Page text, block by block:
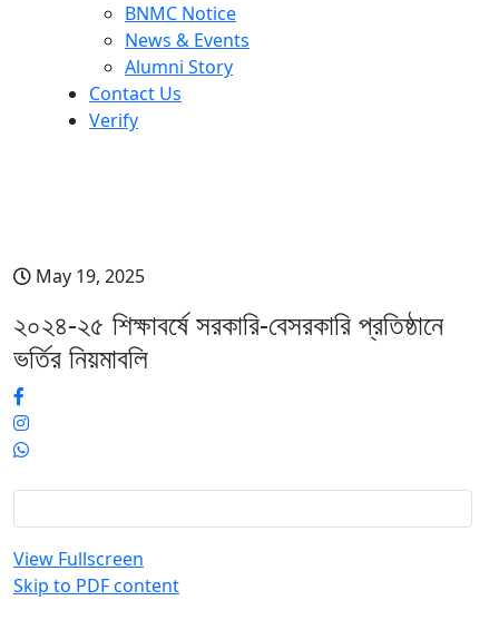
BNMC Notice
News & Events
Alumni Story
Contact Us
Verify
May 19, 2025
২০২৪-২৫ শিক্ষাবর্ষে সরকারি-বেসরকারি প্রতিষ্ঠানে
ভর্তির নিয়মাবলি
View Fullscreen
Skip to PDF content